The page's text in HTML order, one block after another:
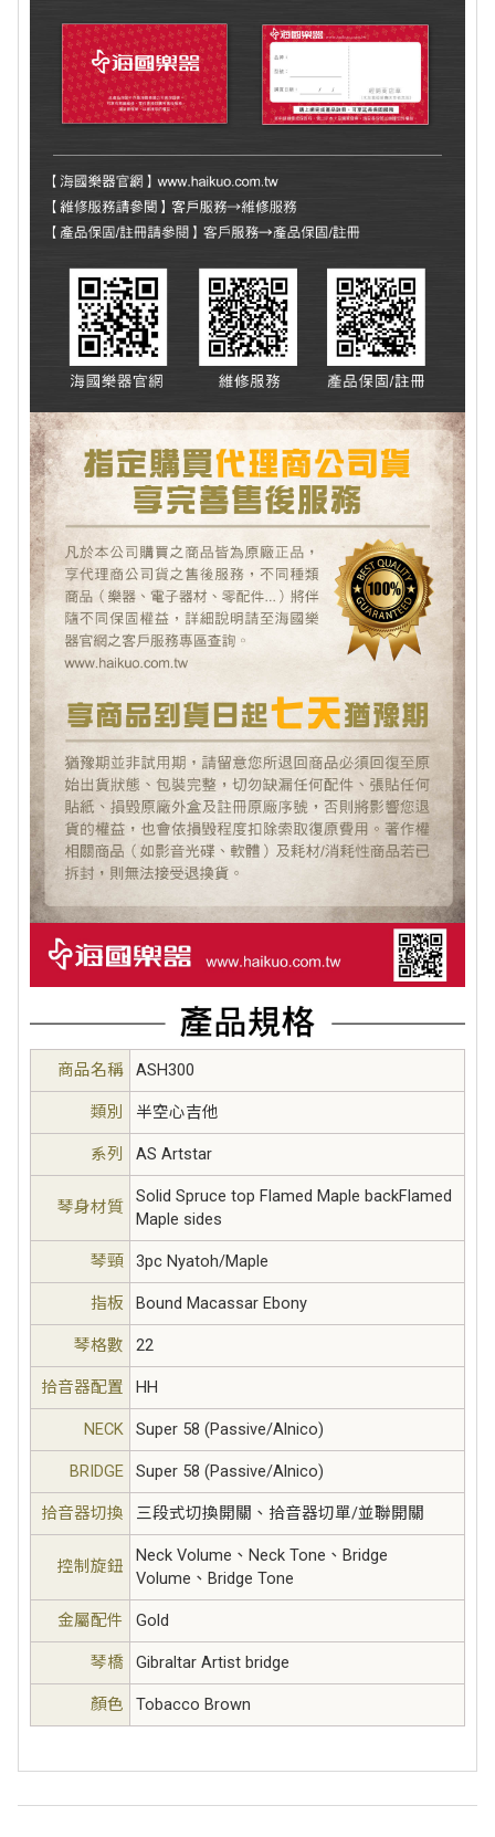
商品名稱 ASH300
類別 半空心吉他
系列 AS Artstar
琴身材質
Solid Spruce top Flamed Maple backFlamed
Maple sides
琴頸 3pc Nyatoh/Maple
指板 Bound Macassar Ebony
琴格數 22
拾音器配置 HH
NECK Super 58 (Passive/Alnico)
BRIDGE Super 58 (Passive/Alnico)
拾音器切換 三段式切換開關、拾音器切單/並聯開關
控制旋鈕
Neck Volume、Neck Tone、Bridge
Volume、Bridge Tone
金屬配件 Gold
琴橋 Gibraltar Artist bridge
顏色 Tobacco Brown